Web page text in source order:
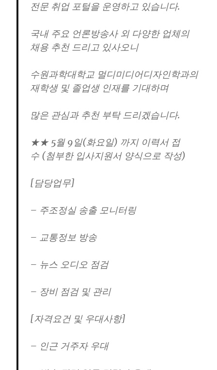
전문 취업 포털을 운영하고 있습니다.
국내 주요 언론방송사 외 다양한 업체의
채용 추천 드리고 있사오니
수원과학대학교 멀디미디어디자인학과의
재학생 및 졸업생 인재를 기대하며
많은 관심과 추천 부탁 드리겠습니다.
★★ 5월 9일(화요일) 까지 이력서 접
수 (첨부한 입사지원서 양식으로 작성)
[담당업무]
– 주조정실 송출 모니터링
– 교통정보 방송
– 뉴스 오디오 점검
– 장비 점검 및 관리
[자격요건 및 우대사항]
– 인근 거주자 우대